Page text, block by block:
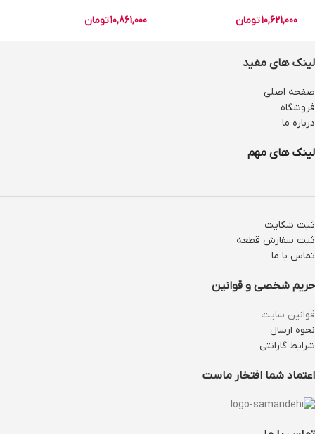
۳۲ گیگابایت
10,621,000تومان
۳۲ گیگابایت
10,861,000تومان
لینک های مفید
صفحه اصلی
فروشگاه
درباره ما
لینک های مهم
ثبت شکایت
ثبت سفارش قطعه
تماس با ما
حریم شخصی و قوانین
قوانین سایت
نحوه ارسال
شرایط گارانتی
اعتماد شما افتخار ماست